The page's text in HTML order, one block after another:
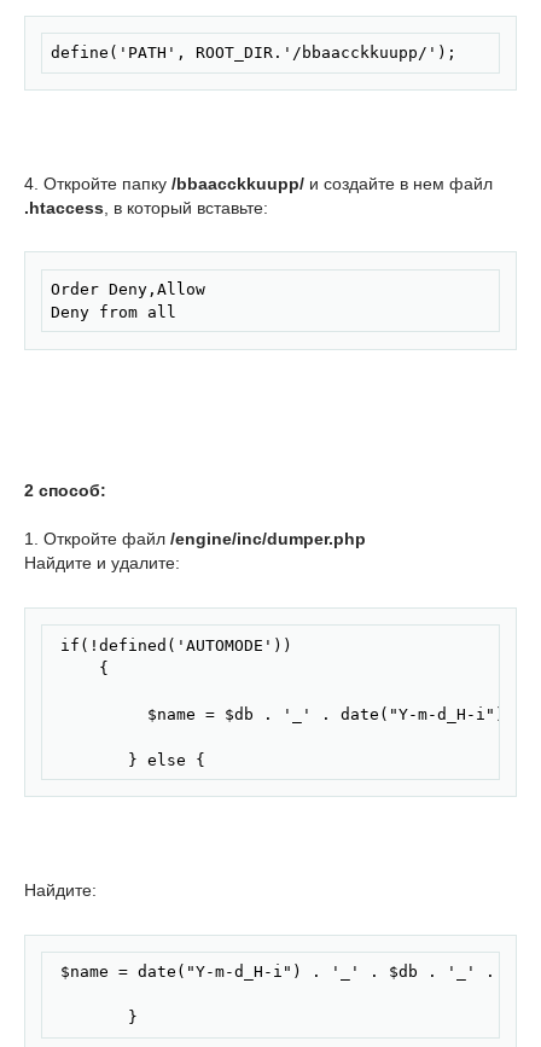
define('PATH', ROOT_DIR.'/bbaacckkuupp/');
4. Откройте папку /bbaacckkuupp/ и создайте в нем файл
.htaccess , в который вставьте:
Order Deny,Allow
Deny from all
2 способ:
1. Откройте файл /engine/inc/dumper.php
Найдите и удалите:
if(!defined('AUTOMODE'))
     {
          $name = $db . '_' . date("Y-m-d_H-i");
        } else {
Скопировать
Найдите:
$name = date("Y-m-d_H-i") . '_' . $db . '_' .
        }